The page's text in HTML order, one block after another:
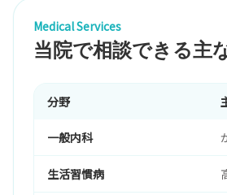
Medical Services
当院で相談できる主
分野
一般内科
生活習慣病